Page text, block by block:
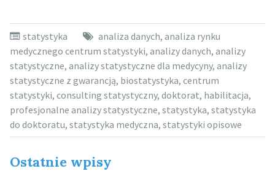
statystyka analiza danych, analiza rynku
medycznego centrum statystyki, analizy danych, analizy
statystyczne, analizy statystyczne dla medycyny, analizy
statystyczne z gwarancją, biostatystyka, centrum
statystyki, consulting statystyczny, doktorat, habilitacja,
profesjonalne analizy statystyczne, statystyka, statystyka
do doktoratu, statystyka medyczna, statystyki opisowe
Ostatnie wpisy